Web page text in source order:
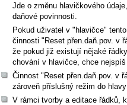
Jde o změnu hlavičkového
daňové povinnosti.
Pokud uživatel v "hlavičce"
činnosti "Reset přen.daň.pov. v
že pokud již existují nějaké
chování v hlavičce, chce
Činnost "Reset přen.daň.pov. v
zároveň příslušný režim do
V rámci tvorby a editace řádků,